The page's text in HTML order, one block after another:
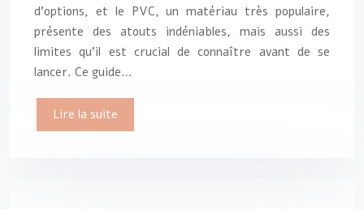
d’options, et le PVC, un matériau très populaire,
présente des atouts indéniables, mais aussi des
limites qu’il est crucial de connaître avant de se
lancer. Ce guide…
Lire la suite